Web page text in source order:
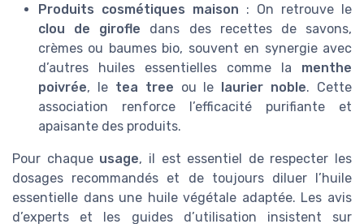
Produits cosmétiques maison : On retrouve le
clou de girofle dans des recettes de savons,
crèmes ou baumes bio, souvent en synergie avec
d’autres huiles essentielles comme la menthe
poivrée, le tea tree ou le laurier noble. Cette
association renforce l’efficacité purifiante et
apaisante des produits.
Pour chaque usage, il est essentiel de respecter les
dosages recommandés et de toujours diluer l’huile
essentielle dans une huile végétale adaptée. Les avis
d’experts et les guides d’utilisation insistent sur